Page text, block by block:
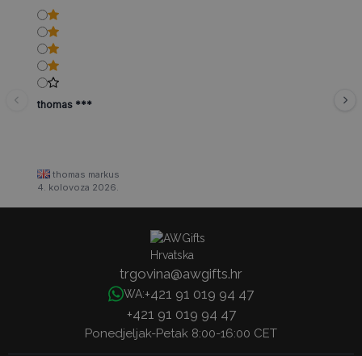
thomas ***
thomas markus
4. kolovoza 2026.
trgovina@awgifts.hr
WA:+421 91 019 94 47
+421 91 019 94 47
Ponedjeljak-Petak 8:00-16:00 CET